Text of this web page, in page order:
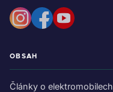
OBSAH
Články o elektromobilech